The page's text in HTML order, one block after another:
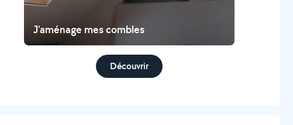
J'aménage mes combles
Découvrir